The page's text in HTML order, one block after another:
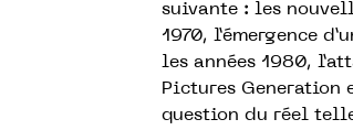
suivante : les
1970, l’émergence
les années 1980,
Pictures Generation
question du réel